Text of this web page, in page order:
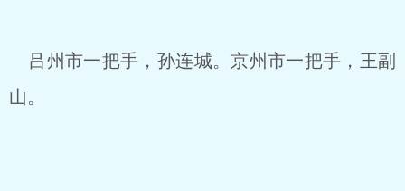
吕州市一把手，孙连城。京州市一把手，王副
山。